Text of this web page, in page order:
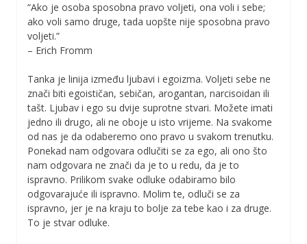
“Ako je osoba sposobna pravo voljeti, ona voli i sebe;
ako voli samo druge, tada uopšte nije sposobna pravo
voljeti.”
– Erich Fromm
Tanka je linija između ljubavi i egoizma. Voljeti sebe ne
znači biti egoističan, sebičan, arogantan, narcisoidan ili
tašt. Ljubav i ego su dvije suprotne stvari. Možete imati
jedno ili drugo, ali ne oboje u isto vrijeme. Na svakome
od nas je da odaberemo ono pravo u svakom trenutku.
Ponekad nam odgovara odlučiti se za ego, ali ono što
nam odgovara ne znači da je to u redu, da je to
ispravno. Prilikom svake odluke odabiramo bilo
odgovarajuće ili ispravno. Molim te, odluči se za
ispravno, jer je na kraju to bolje za tebe kao i za druge.
To je stvar odluke.